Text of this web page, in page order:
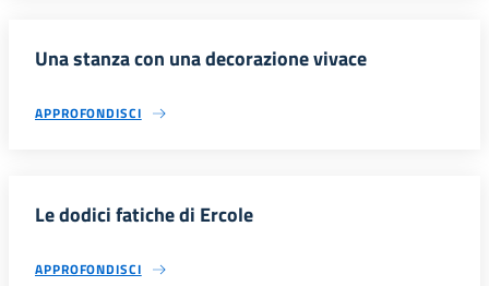
Una stanza con una decorazione vivace
APPROFONDISCI
Le dodici fatiche di Ercole
APPROFONDISCI